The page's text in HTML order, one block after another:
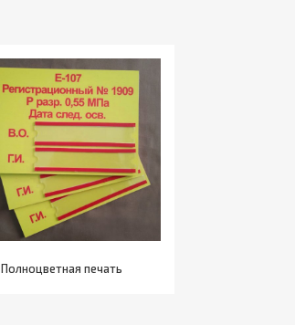
Полноцветная печать